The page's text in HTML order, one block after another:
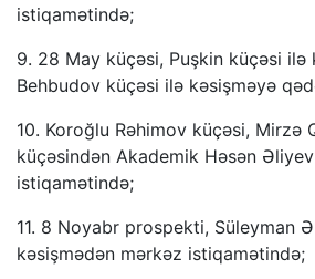
istiqamətində;
9. 28 May küçəsi, Puşkin küçəsi ilə
Behbudov küçəsi ilə kəsişməyə
10. Koroğlu Rəhimov küçəsi, Mirzə
küçəsindən Akademik Həsən
istiqamətində;
11. 8 Noyabr prospekti, Süleyman
kəsişmədən mərkəz istiqamətində;